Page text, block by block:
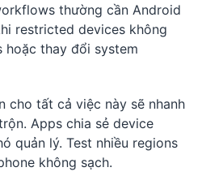
thường cần Android
restricted devices không
hoặc thay đổi system
cho tất cả việc này sẽ nhanh
Apps chia sẻ device
quản lý. Test nhiều regions
không sạch.